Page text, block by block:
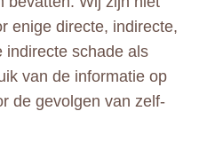
enige directe, indirecte,
indirecte schade als
van de informatie op
de gevolgen van zelf-